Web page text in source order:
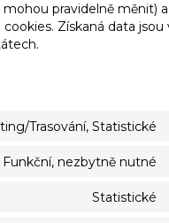
pravidelně měnit)
Získaná data jsou
Trasování, Statistické
Funkční, nezbytně nutné
Statistické